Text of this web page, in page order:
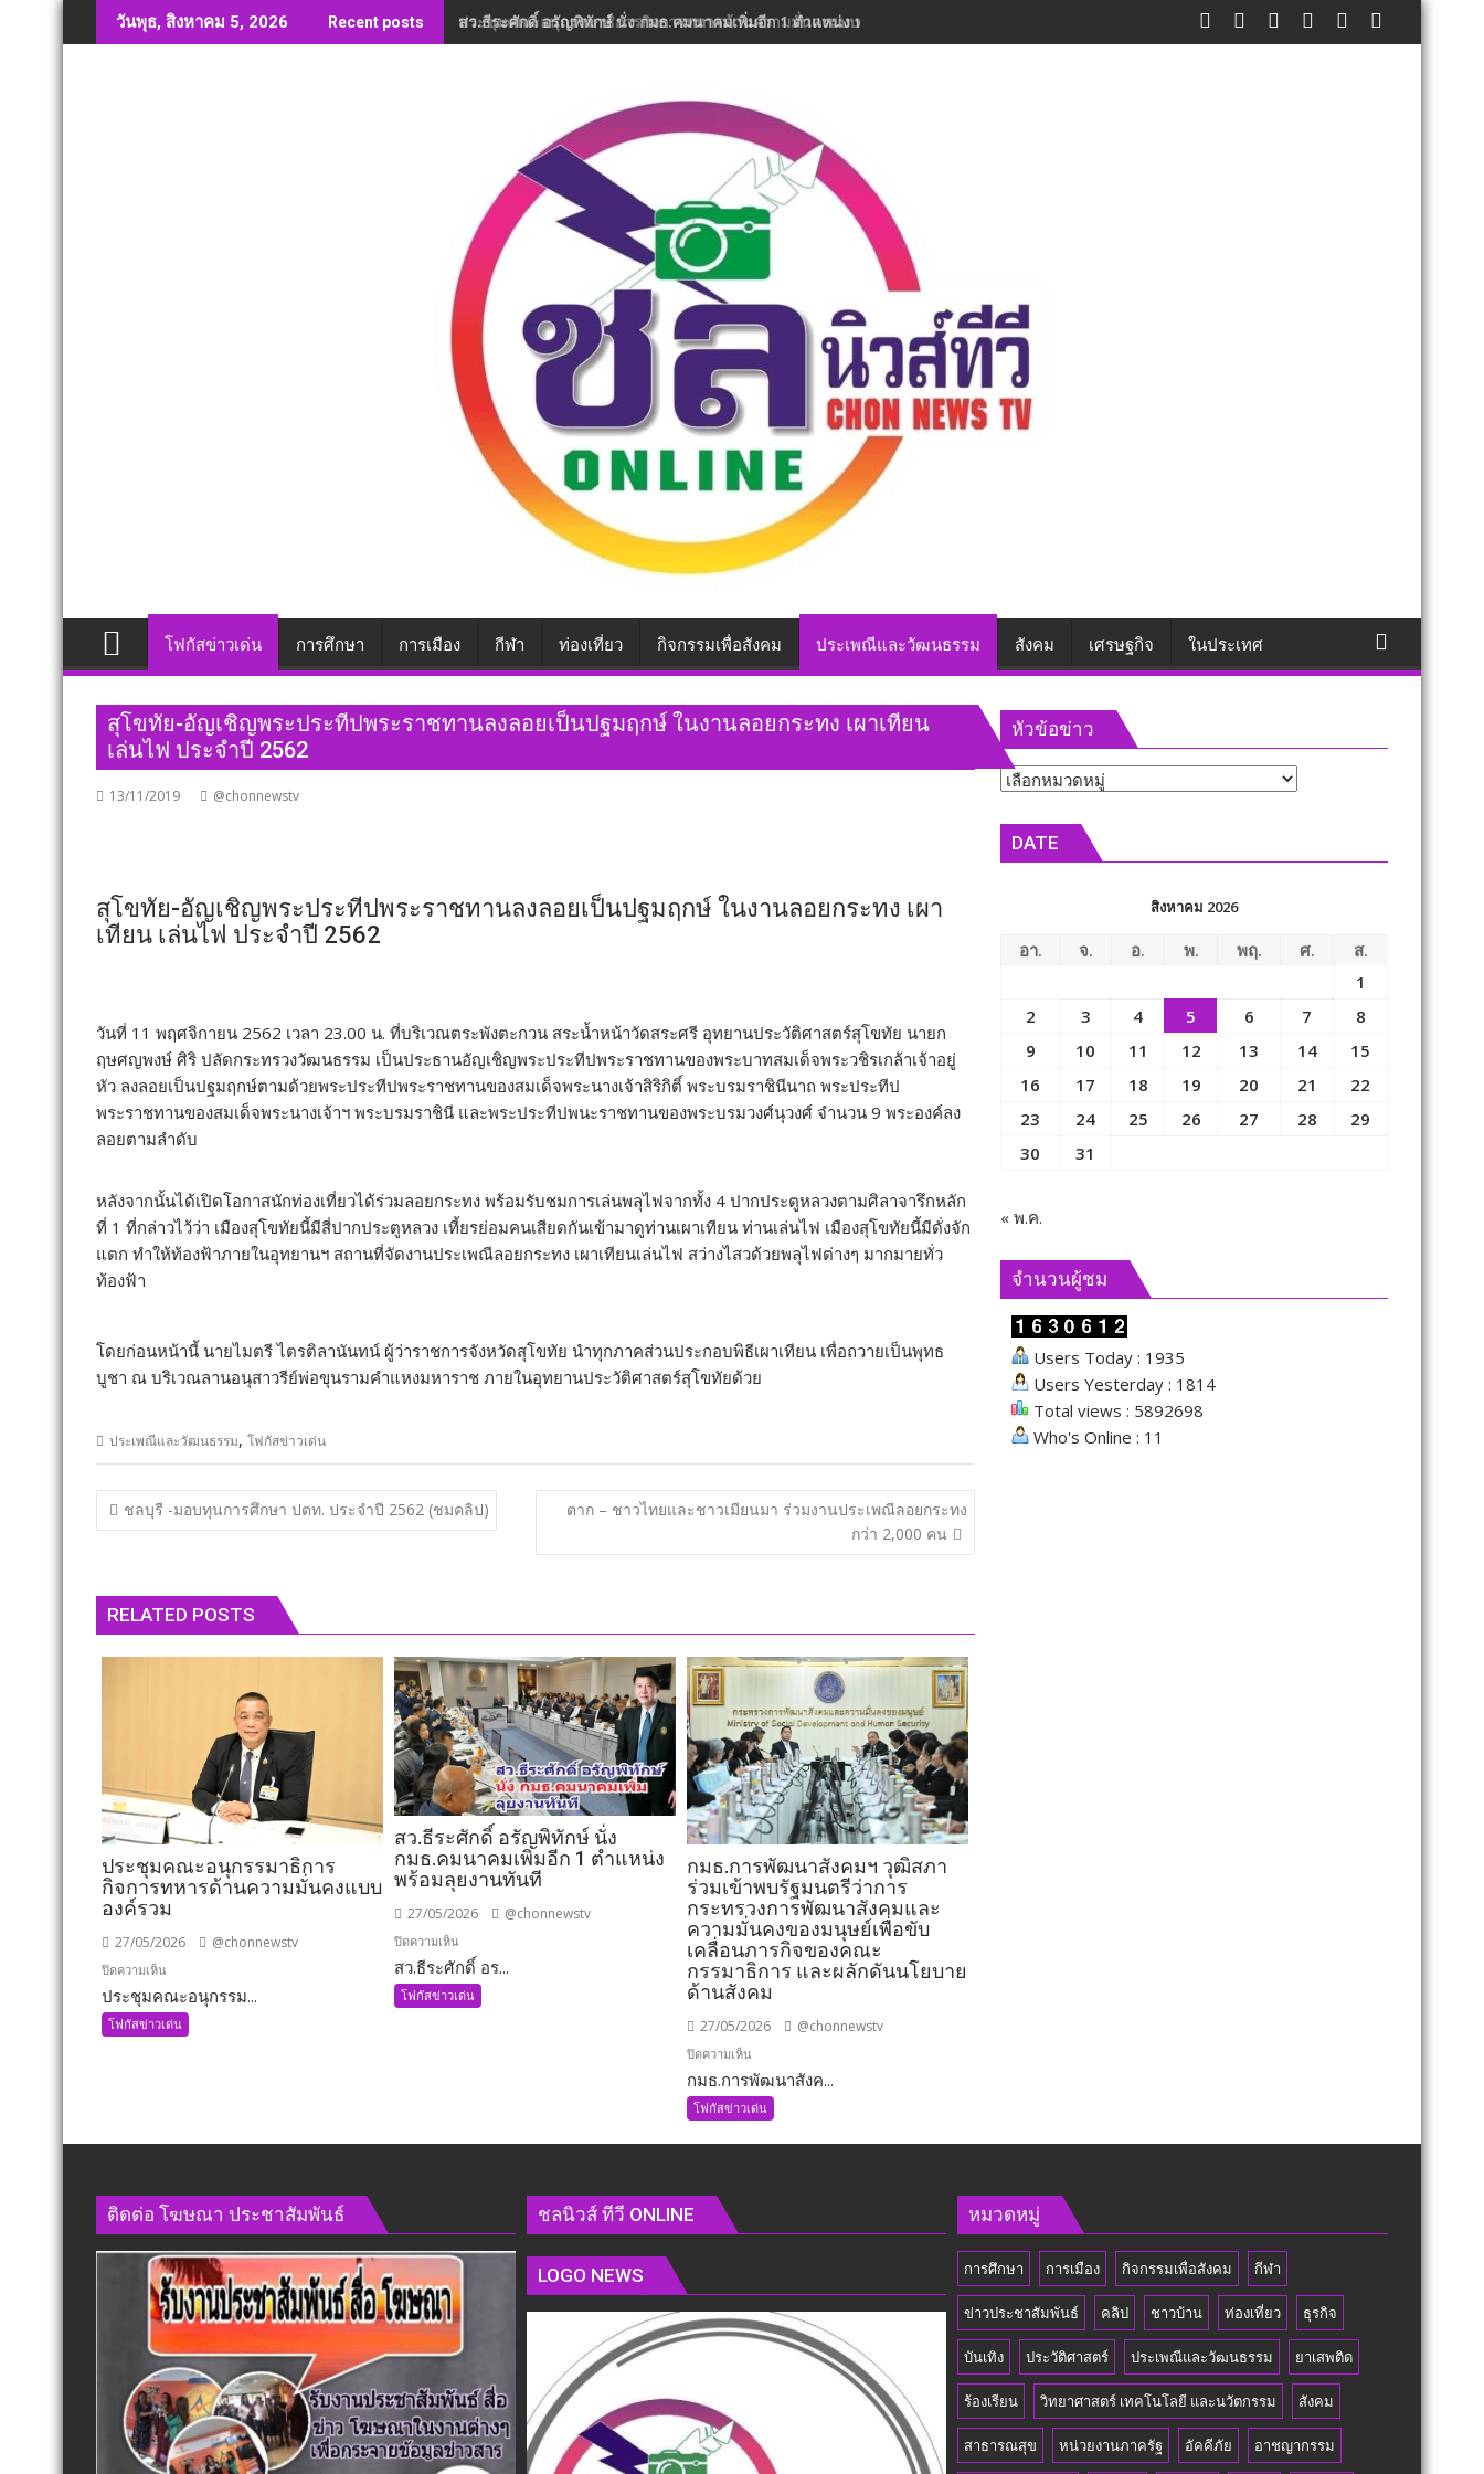
to
วันพุธ, สิงหาคม 5, 2026 Recent posts สว.ธีระศักดิ์ อรัญพิทักษ์ นั่ง กมธ.คมนาคมเพิ่มอีก 1 ตำแหน่ง พร้อมลุยงานทันที
โฟกัสข่าวเด่น การศึกษา การเมือง กีฬา ท่องเที่ยว กิจกรรมเพื่อสังคม ประเพณีและวัฒนธรรม สังคม เศรษฐกิจ ในประเทศ
สุโขทัย-อัญเชิญพระประทีปพระราชทานลงลอยเป็นปฐมฤกษ์ ในงานลอยกระทง เผาเทียน
เล่นไฟ ประจำปี 2562
13/11/2019 @chonnewstv
สุโขทัย-อัญเชิญพระประทีปพระราชทานลงลอยเป็นปฐมฤกษ์ ในงานลอยกระทง เผา
เทียน เล่นไฟ ประจำปี 2562
วันที่ 11 พฤศจิกายน 2562 เวลา 23.00 น. ที่บริเวณตระพังตะกวน สระน้ำหน้าวัดสระศรี อุทยานประวัติศาสตร์สุโขทัย นายก
ฤษศญพงษ์ ศิริ ปลัดกระทรวงวัฒนธรรม เป็นประธานอัญเชิญพระประทีปพระราชทานของพระบาทสมเด็จพระวชิรเกล้าเจ้าอยู่
หัว ลงลอยเป็นปฐมฤกษ์ตามด้วยพระประทีปพระราชทานของสมเด็จพระนางเจ้าสิริกิติ์ พระบรมราชินีนาถ พระประทีป
พระราชทานของสมเด็จพระนางเจ้าฯ พระบรมราชินี และพระประทีปพนะราชทานของพระบรมวงศ์นุวงศ์ จำนวน 9 พระองค์ลง
ลอยตามลำดับ
หลังจากนั้นได้เปิดโอกาสนักท่องเที่ยวได้ร่วมลอยกระทง พร้อมรับชมการเล่นพลุไฟจากทั้ง 4 ปากประตูหลวงตามศิลาจารึกหลัก
ที่ 1 ที่กล่าวไว้ว่า เมืองสุโขทัยนี้มีสี่ปากประตูหลวง เที้ยรย่อมคนเสียดกันเข้ามาดูท่านเผาเทียน ท่านเล่นไฟ เมืองสุโขทัยนี้มีดั่งจัก
แตก ทำให้ท้องฟ้าภายในอุทยานฯ สถานที่จัดงานประเพณีลอยกระทง เผาเทียนเล่นไฟ สว่างไสวด้วยพลุไฟต่างๆ มากมายทั่ว
ท้องฟ้า
โดยก่อนหน้านี้ นายไมตรี ไตรติลานันทน์ ผู้ว่าราชการจังหวัดสุโขทัย นำทุกภาคส่วนประกอบพิธีเผาเทียน เพื่อถวายเป็นพุทธ
บูชา ณ บริเวณลานอนุสาวรีย์พ่อขุนรามคำแหงมหาราช ภายในอุทยานประวัติศาสตร์สุโขทัยด้วย
ประเพณีและวัฒนธรรม, โฟกัสข่าวเด่น
แนะแนว
เรื่อง
ชลบุรี -​มอบทุนการศึกษา ปตท. ประจำปี 2562 (ชมคลิป)
ตาก – ชาวไทยและชาวเมียนมา ร่วมงานประเพณีลอยกระทง
กว่า 2,000 คน
RELATED POSTS
ประชุมคณะอนุกรรมาธิการ
กิจการทหารด้านความมั่นคงแบบ
องค์รวม
27/05/2026 @chonnewstv
ปิดความเห็น
ประชุม
คณะ
อนุ
แบบ
องค์
รวม
ประชุมคณะอนุกรรม...
โฟกัสข่าวเด่น
สว.ธีระศักดิ์ อรัญพิทักษ์ นั่ง
กมธ.คมนาคมเพิ่มอีก 1 ตำแหน่ง
พร้อมลุยงานทันที
27/05/2026 @chonnewstv
ปิดความเห็น
สว.ธีร
ะ
ศักดิ์
พร้อม
ลุย
งาน
ทันที
สว.ธีระศักดิ์ อร...
โฟกัสข่าวเด่น
กมธ.การพัฒนาสังคมฯ วุฒิสภา
ร่วมเข้าพบรัฐมนตรีว่าการ
กระทรวงการพัฒนาสังคมและ
ความมั่นคงของมนุษย์เพื่อขับ
เคลื่อนภารกิจของคณะ
กรรมาธิการ และผลักดันนโยบาย
ด้านสังคม
27/05/2026 @chonnewstv
ปิดความเห็น
กมธ.การ
พัฒนา
สังคมฯ
กระทรวง
การ
พัฒนา
มั่นคง
ของ
กมธ.การพัฒนาสังค...
โฟกัสข่าวเด่น
หัวข้อข่าว
หัวข้อ
DATE
สิงหาคม 2026
อา. จ. อ. พ. พฤ. ศ.
ส.
1
2
3 4 5 6 7
8
9
10 11 12 13 14
15
16
17 18 19 20 21
22
23
24 25 26 27 28
29
30
31
« พ.ค.
จำนวนผู้ชม
Users Today : 1935
Users Yesterday : 1814
Total views : 5892698
Who's Online : 11
ติดต่อ​ โฆษณา​ ประชาสัมพันธ์ ชลนิวส์ ทีวี ONLINE
LOGO NEWS
หมวดหมู่
การศึกษา การเมือง กิจกรรมเพื่อสังคม กีฬา
ข่าวประชาสัมพันธ์ คลิป ชาวบ้าน ท่องเที่ยว ธุรกิจ
บันเทิง ประวัติศาสตร์ ประเพณีและวัฒนธรรม ยาเสพติด
ร้องเรียน วิทยาศาสตร์ เทคโนโลยี และนวัตกรรม สังคม
สาธารณสุข หน่วยงานภาครัฐ อัคคีภัย อาชญากรรม